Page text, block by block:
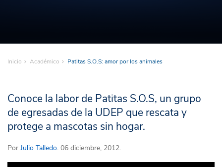
Inicio Académico Patitas S.O.S: amor por los animales
Conoce la labor de Patitas S.O.S, un grupo
de egresadas de la UDEP que rescata y
protege a mascotas sin hogar.
Por Julio Talledo. 06 diciembre, 2012.